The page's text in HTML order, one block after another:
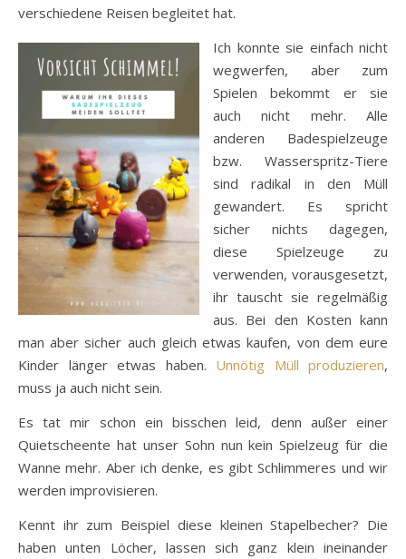
verschiedene Reisen begleitet hat.
Ich konnte sie einfach nicht
wegwerfen, aber zum
Spielen bekommt er sie
auch nicht mehr. Alle
anderen Badespielzeuge
bzw. Wasserspritz-Tiere
sind radikal in den Müll
gewandert. Es spricht
sicher nichts dagegen,
diese Spielzeuge zu
verwenden, vorausgesetzt,
ihr tauscht sie regelmäßig
aus. Bei den Kosten kann
man aber sicher auch gleich etwas kaufen, von dem eure
Kinder länger etwas haben. Unnötig Müll produzieren,
muss ja auch nicht sein.
Es tat mir schon ein bisschen leid, denn außer einer
Quietscheente hat unser Sohn nun kein Spielzeug für die
Wanne mehr. Aber ich denke, es gibt Schlimmeres und wir
werden improvisieren.
Kennt ihr zum Beispiel diese kleinen Stapelbecher? Die
haben unten Löcher, lassen sich ganz klein ineinander